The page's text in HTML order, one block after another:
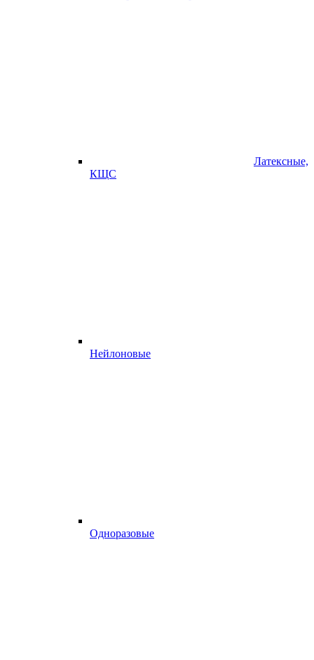
Латексные,
КЩС
Нейлоновые
Одноразовые